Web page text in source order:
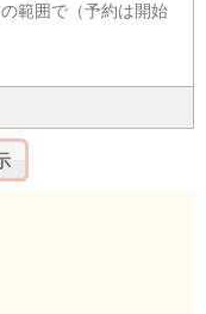
の範囲で（予約は開始